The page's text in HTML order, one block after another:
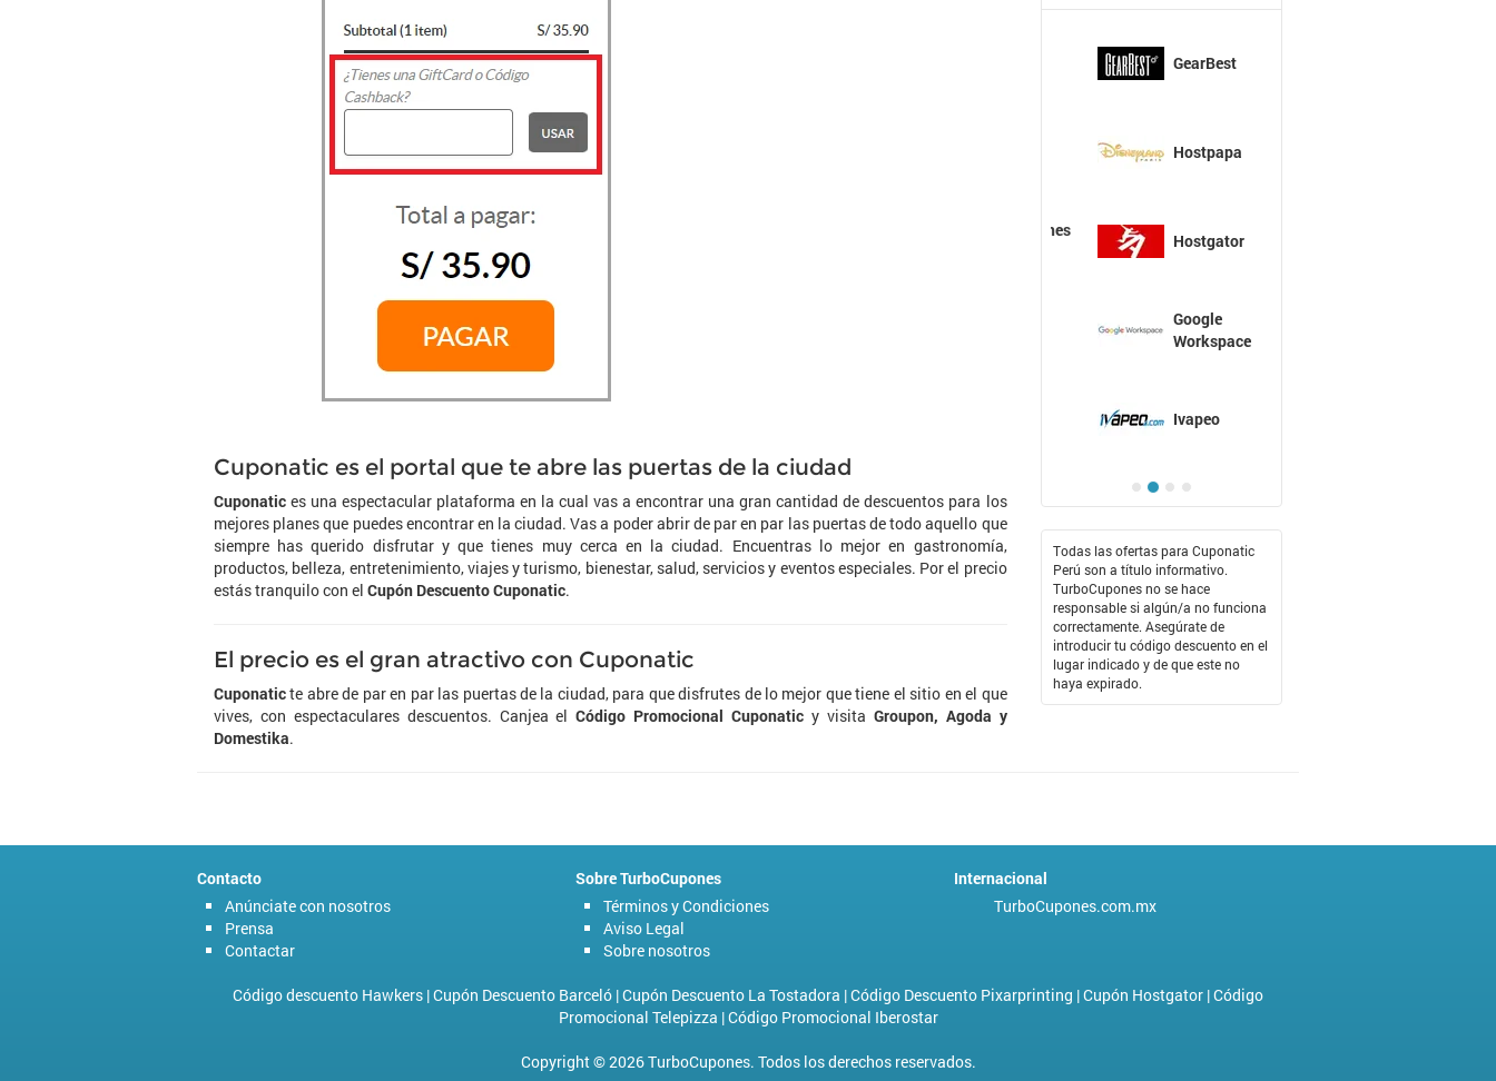
Cuponatic es el portal que te abre las puertas de la ciudad
Cuponatic es una espectacular plataforma en la cual vas a encontrar una gran cantidad de descuentos para los
mejores planes que puedes encontrar en la ciudad. Vas a poder abrir de par en par las puertas de todo aquello que
siempre has querido disfrutar y que tienes muy cerca en la ciudad. Encuentras lo mejor en gastronomía,
productos, belleza, entretenimiento, viajes y turismo, bienestar, salud, servicios y eventos especiales. Por el precio
estás tranquilo con el Cupón Descuento Cuponatic.
El precio es el gran atractivo con Cuponatic
Cuponaticte abre de par en par las puertas de la ciudad, para que disfrutes de lo mejor que tiene el sitio en el que
vives, con espectaculares descuentos. Canjea elCódigo Promocional Cuponatic y visita Groupon, Agoda y
Domestika.
GearBest
Hostpapa
Hostgator
Google
Workspace
Ivapeo
Todas las ofertas para Cuponatic
Perú son a título informativo.
TurboCupones no se hace
responsable si algún/a no funciona
correctamente. Asegúrate de
introducir tu código descuento en el
lugar indicado y de que este no
haya expirado.
Contacto
Anúnciate con nosotros
Prensa
Contactar
Sobre TurboCupones
Términos y Condiciones
Aviso Legal
Sobre nosotros
Internacional
TurboCupones.com.mx
Código descuento Hawkers |Cupón Descuento Barceló |Cupón Descuento La Tostadora |Código Descuento Pixarprinting |Cupón Hostgator |Código
Promocional Telepizza |Código Promocional Iberostar
Copyright © 2026 TurboCupones. Todos los derechos reservados.